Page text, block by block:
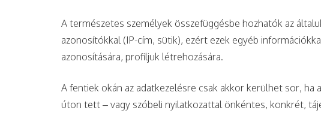
A természetes személyek összefüggésbe hozhatók az
azonosítókkal (IP-cím, sütik), ezért ezek egyéb
azonosítására, profiljuk létrehozására.
A fentiek okán az adatkezelésre csak akkor kerülhet sor,
úton tett – vagy szóbeli nyilatkozattal önkéntes, konkrét,